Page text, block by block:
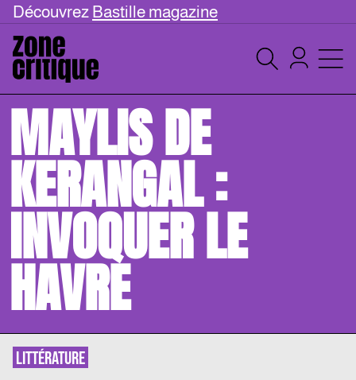
Découvrez Bastille magazine
MAYLIS DE
KERANGAL :
INVOQUER LE
HAVRE
LITTÉRATURE